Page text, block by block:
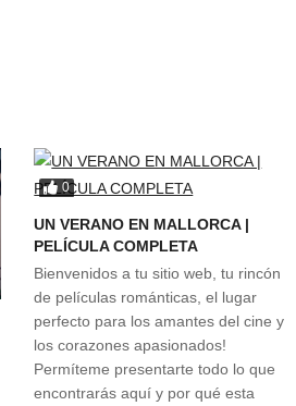
0
UN VERANO EN MALLORCA |
PELÍCULA COMPLETA
Bienvenidos a tu sitio web, tu rincón
de películas románticas, el lugar
perfecto para los amantes del cine y
los corazones apasionados!
Permíteme presentarte todo lo que
encontrarás aquí y por qué esta